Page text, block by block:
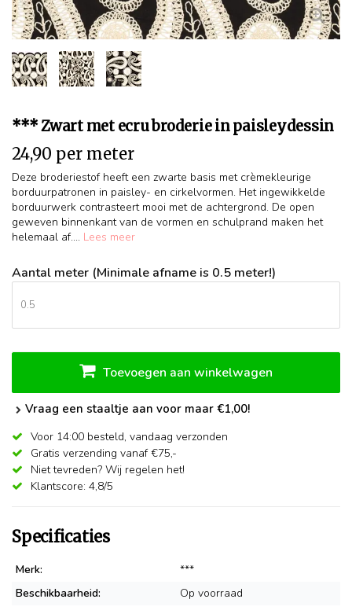
*** Zwart met ecru broderie in paisleydessin
24,90 per meter
Deze broderiestof heeft een zwarte basis met crèmekleurige
borduurpatronen in paisley- en cirkelvormen. Het ingewikkelde
borduurwerk contrasteert mooi met de achtergrond. De open
geweven binnenkant van de vormen en schulprand maken het
helemaal af.... Lees meer
Aantal meter (Minimale afname is 0.5 meter!)
Toevoegen aan winkelwagen
Vraag een staaltje aan voor maar €1,00!
Voor 14:00 besteld, vandaag verzonden
Gratis verzending vanaf €75,-
Niet tevreden? Wij regelen het!
Klantscore: 4,8/5
Specificaties
Merk:
***
Beschikbaarheid:
Op voorraad